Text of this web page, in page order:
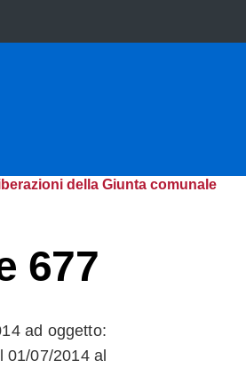
della Giunta comunale
677
ad oggetto:
07/2014 al